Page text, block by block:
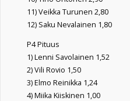
11) Veikka Turunen 2,80
12) Saku Nevalainen 1,80
P4 Pituus
1) Lenni Savolainen 1,52
2) Vili Rovio 1,50
3) Elmo Reinikka 1,24
4) Miika Kiiskinen 1,00